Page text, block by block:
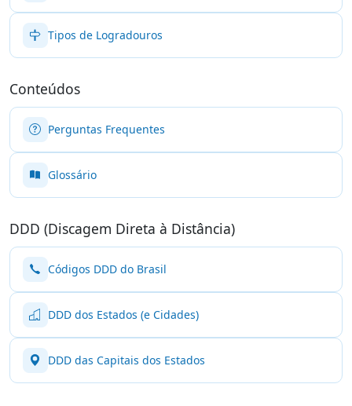
Tipos de Logradouros
Conteúdos
Perguntas Frequentes
Glossário
DDD (Discagem Direta à Distância)
Códigos DDD do Brasil
DDD dos Estados (e Cidades)
DDD das Capitais dos Estados